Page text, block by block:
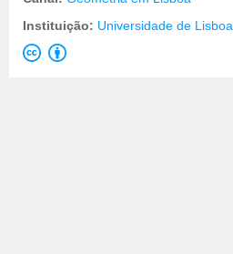
Instituição: Universidade de Lisboa